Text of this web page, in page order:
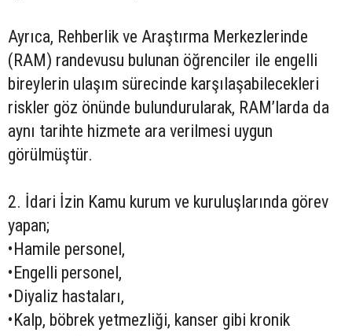
Ayrıca, Rehberlik ve Araştırma Merkezlerinde
(RAM) randevusu bulunan öğrenciler ile engelli
bireylerin ulaşım sürecinde karşılaşabilecekleri
riskler göz önünde bulundurularak, RAM’larda da
aynı tarihte hizmete ara verilmesi uygun
görülmüştür.
2. İdari İzin Kamu kurum ve kuruluşlarında görev
yapan;
•Hamile personel,
•Engelli personel,
•Diyaliz hastaları,
•Kalp, böbrek yetmezliği, kanser gibi kronik